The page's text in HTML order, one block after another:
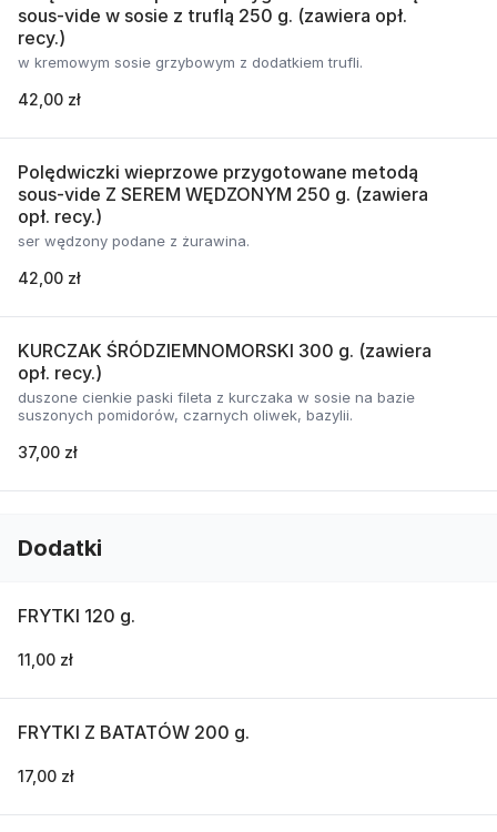
sous-vide w sosie z truflą 250 g. (zawiera opł.
recy.)
w kremowym sosie grzybowym z dodatkiem trufli.
42,00 zł
Polędwiczki wieprzowe przygotowane metodą
sous-vide Z SEREM WĘDZONYM 250 g. (zawiera
opł. recy.)
ser wędzony podane z żurawina.
42,00 zł
KURCZAK ŚRÓDZIEMNOMORSKI 300 g. (zawiera
opł. recy.)
duszone cienkie paski fileta z kurczaka w sosie na bazie
suszonych pomidorów, czarnych oliwek, bazylii.
37,00 zł
Dodatki
FRYTKI 120 g.
11,00 zł
FRYTKI Z BATATÓW 200 g.
17,00 zł